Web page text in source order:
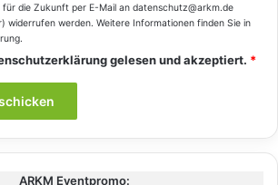
für die Zukunft per E-Mail an datenschutz@arkm.de
widerrufen werden. Weitere Informationen finden Sie in
.
gelesen und akzeptiert. *
ARKM Eventpromo: